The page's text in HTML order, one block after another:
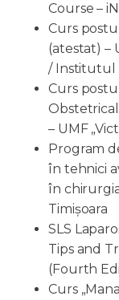
Course –
Curs
(atestat) –
/ Institutul
Curs
– UMF
Program
în tehnici
în
Timișoara
SLS
Tips and
(Fourth
Curs